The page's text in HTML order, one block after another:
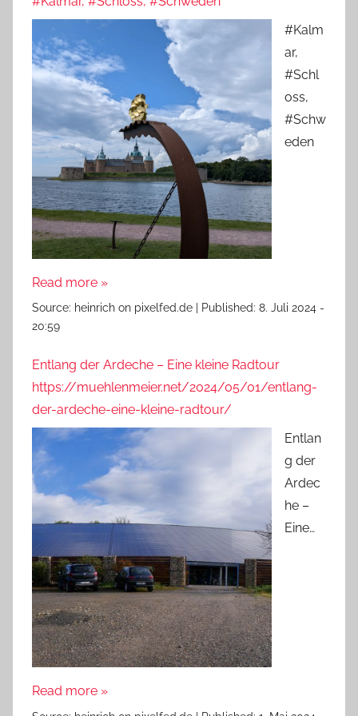
#Kalm
ar,
#Schl
oss,
#Schw
eden
Read more »
Source: heinrich on pixelfed.de Published: 8. Juli 2024 -
20:59
Entlang der Ardeche – Eine kleine Radtour
https://muehlenmeier.net/2024/05/01/entlang-
der-ardeche-eine-kleine-radtour/
Entlan
g der
Ardec
he –
Eine…
Read more »